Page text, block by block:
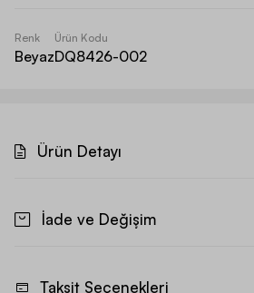
Renk
Beyaz
Ürün Kodu
DQ8426-002
Ürün Detayı
İade ve Değişim
Taksit Seçenekleri